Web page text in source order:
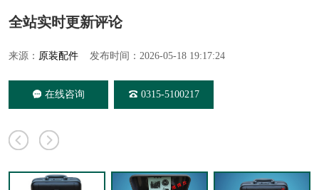
全站实时更新评论
来源： 原装配件 发布时间：2026-05-18 19:17:24
在线咨询 0315-5100217